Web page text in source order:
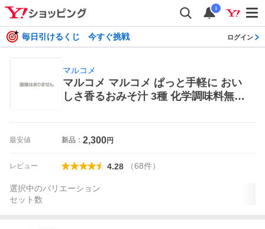
i
毎日引けるくじ 今すぐ挑戦 ログイン
マルコメ
マルコメ マルコメ ぱっと手軽に おい
しさ香るおみそ汁 3種 化学調味料無添
最安値 新品： 2,300円
レビュー 4.28 （68件）
選択中のバリエーション
セット数